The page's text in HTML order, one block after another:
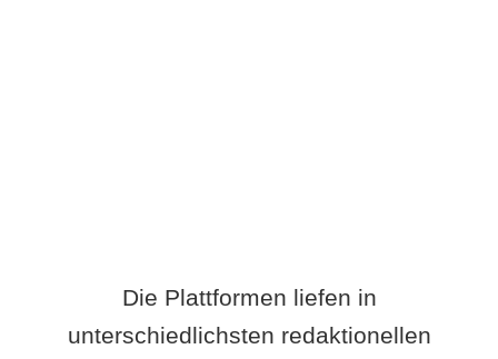
Die Plattformen liefen in
unterschiedlichsten redaktionellen